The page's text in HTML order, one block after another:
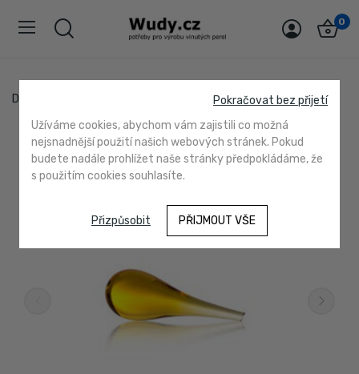
0
Domů
Pokračovat bez přijetí
Užíváme cookies, abychom vám zajistili co možná
nejsnadnější použití našich webových stránek. Pokud
budete nadále prohlížet naše stránky předpokládáme, že
s použitím cookies souhlasíte.
Přizpůsobit PŘIJMOUT VŠE